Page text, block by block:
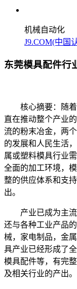
机械自动化
J9.COM(中国
东莞模具配件行
核心摘要：随着
直在推动整个产业
流的粉末冶金，两
的发展和人民生活
属或塑料模具行业
全面的加工环境，
整的供应体系和支
出。
产业已成为主流
还与各种工业产品
械，家电制品，金
具产业已经形成了
模具配件等，有完
及相关行业的产出。